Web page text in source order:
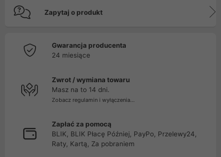
Zapytaj o produkt
Gwarancja producenta
24 miesiące
Zwrot / wymiana towaru
Masz na to 14 dni.
Zobacz regulamin i wyłączenia...
Zapłać za pomocą
BLIK, BLIK Płacę Później, PayPo, Przelewy24,
Raty, Kartą, Za pobraniem